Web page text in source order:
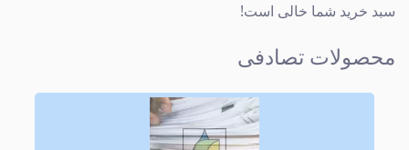
سبد خرید شما خالی است!
محصولات تصادفی